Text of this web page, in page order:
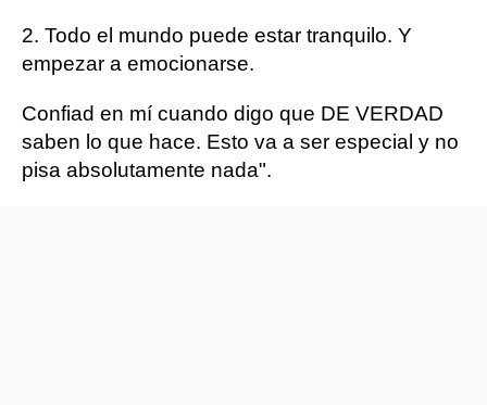
2. Todo el mundo puede estar tranquilo. Y
empezar a emocionarse.
Confiad en mí cuando digo que DE VERDAD
saben lo que hace. Esto va a ser especial y no
pisa absolutamente nada".